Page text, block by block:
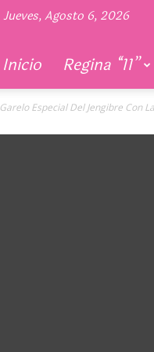
Jueves, Agosto 6, 2026
Inicio Regina “11”
Garelo Especial Del Jengibre Con